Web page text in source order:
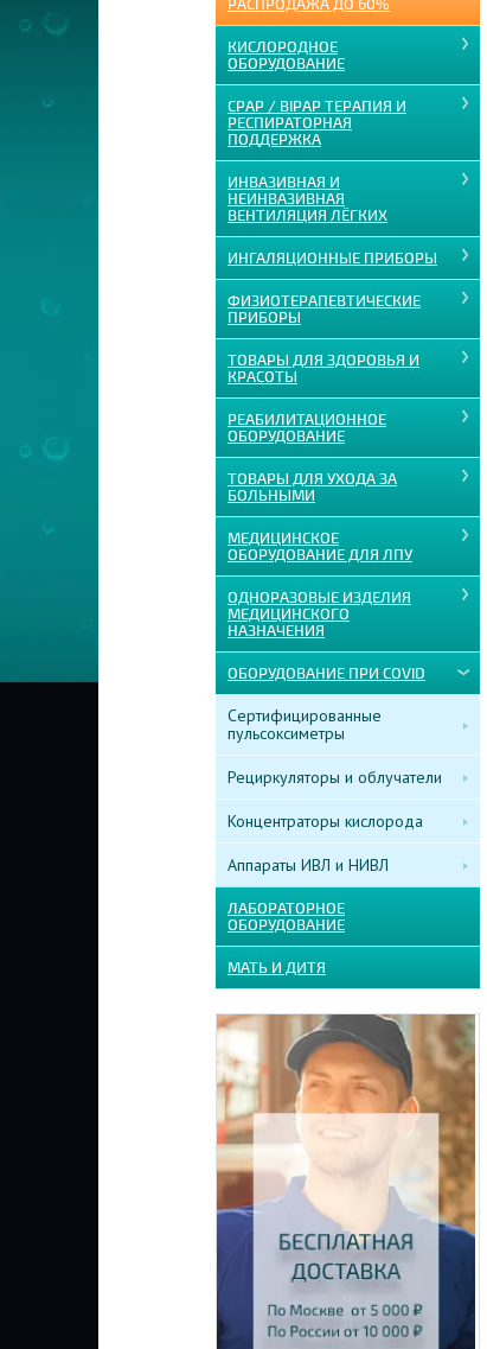
РАСПРОДАЖА ДО 60%
КИСЛОРОДНОЕ
ОБОРУДОВАНИЕ
CPAP / BIPAP ТЕРАПИЯ И
РЕСПИРАТОРНАЯ
ПОДДЕРЖКА
ИНВАЗИВНАЯ И
НЕИНВАЗИВНАЯ
ВЕНТИЛЯЦИЯ ЛЁГКИХ
ИНГАЛЯЦИОННЫЕ ПРИБОРЫ
ФИЗИОТЕРАПЕВТИЧЕСКИЕ
ПРИБОРЫ
ТОВАРЫ ДЛЯ ЗДОРОВЬЯ И
КРАСОТЫ
РЕАБИЛИТАЦИОННОЕ
ОБОРУДОВАНИЕ
ТОВАРЫ ДЛЯ УХОДА ЗА
БОЛЬНЫМИ
МЕДИЦИНСКОЕ
ОБОРУДОВАНИЕ ДЛЯ ЛПУ
ОДНОРАЗОВЫЕ ИЗДЕЛИЯ
МЕДИЦИНСКОГО
НАЗНАЧЕНИЯ
ОБОРУДОВАНИЕ ПРИ COVID
Сертифицированные
пульсоксиметры
Рециркуляторы и облучатели
Концентраторы кислорода
Аппараты ИВЛ и НИВЛ
ЛАБОРАТОРНОЕ
ОБОРУДОВАНИЕ
МАТЬ И ДИТЯ